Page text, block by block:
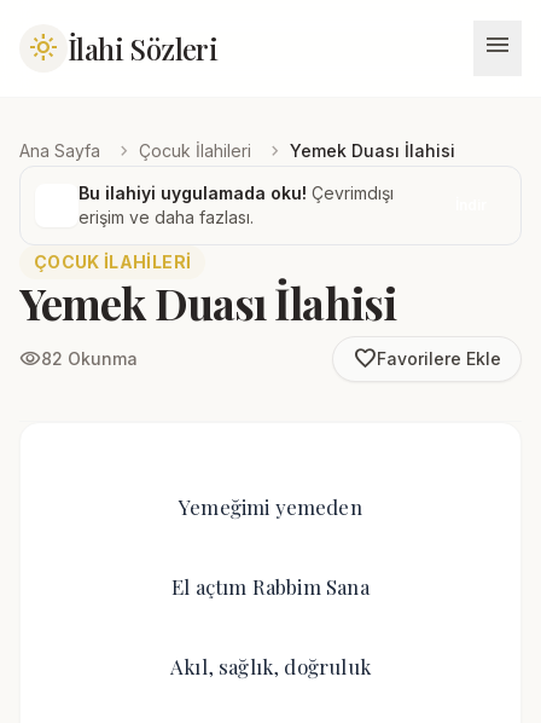
light_mode İlahi Sözleri menu
Ana Sayfa chevron_right Çocuk İlahileri chevron_right Yemek Duası İlahisi
Bu ilahiyi uygulamada oku! Çevrimdışı
erişim ve daha fazlası.
ÇOCUK İLAHILERI
Yemek Duası İlahisi
visibility82 Okunma favorite_borderFavorilere Ekle
Yemeğimi yemeden
El açtım Rabbim Sana
Akıl, sağlık, doğruluk